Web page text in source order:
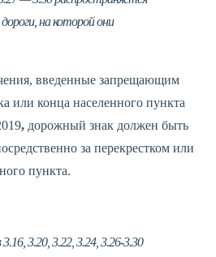
на которой они
введенные запрещающим
или конца населенного пункта
, дорожный знак должен быть
за перекрестком или
пункта.
3.20, 3.22, 3.24, 3.26-3.30